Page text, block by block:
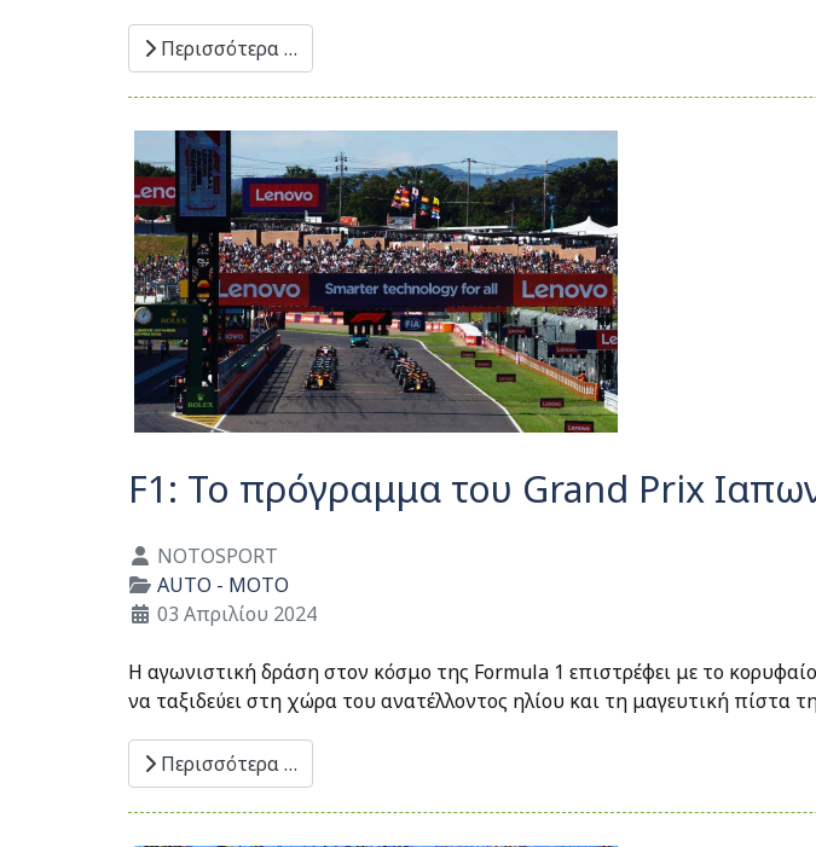
Περισσότερα …
F1: Το πρόγραμμα του Grand Prix
Λεπτομέρειες
NOTOSPORT
AUTO - MOTO
03 Απριλίου 2024
Η αγωνιστική δράση στον κόσμο της Formula 1 επιστρέφει με το
να ταξιδεύει στη χώρα του ανατέλλοντος ηλίου και τη μαγευτική πίστα
Περισσότερα …